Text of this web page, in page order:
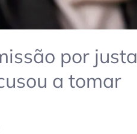
por justa
a tomar